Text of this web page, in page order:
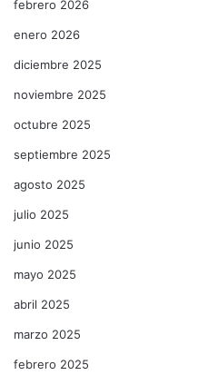
febrero 2026
enero 2026
diciembre 2025
noviembre 2025
octubre 2025
septiembre 2025
agosto 2025
julio 2025
junio 2025
mayo 2025
abril 2025
marzo 2025
febrero 2025